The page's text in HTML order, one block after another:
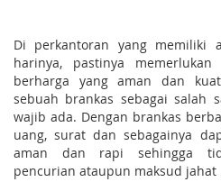
Di perkantoran yang memiliki
harinya, pastinya
berharga yang aman dan
sebuah brankas sebagai salah
wajib ada. Dengan brankas
uang, surat dan sebagainya
aman dan rapi sehingga
pencurian ataupun maksud jahat